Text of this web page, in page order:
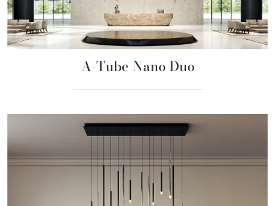
A-Tube Nano Duo